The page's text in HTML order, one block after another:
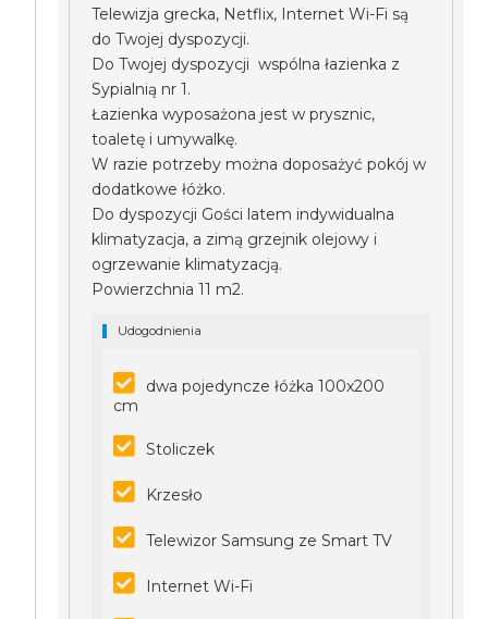
Telewizja grecka, Netflix, Internet Wi-Fi są
do Twojej dyspozycji.
Do Twojej dyspozycji wspólna łazienka z
Sypialnią nr 1.
Łazienka wyposażona jest w prysznic,
toaletę i umywalkę.
W razie potrzeby można doposażyć pokój w
dodatkowe łóżko.
Do dyspozycji Gości latem indywidualna
klimatyzacja, a zimą grzejnik olejowy i
ogrzewanie klimatyzacją.
Powierzchnia 11 m2.
Udogodnienia
dwa pojedyncze łóżka 100x200
cm
Stoliczek
Krzesło
Telewizor Samsung ze Smart TV
Internet Wi-Fi